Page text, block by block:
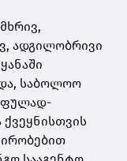
ადგილობრივი
და, საბოლოო
ფულად-